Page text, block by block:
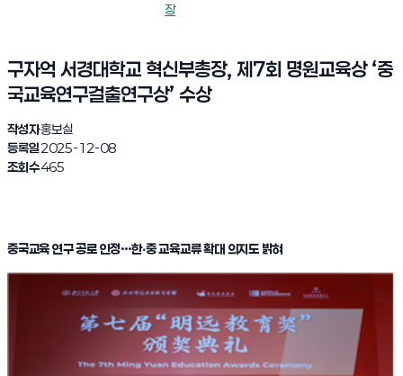
장
구자억 서경대학교 혁신부총장, 제7회 명원교육상 ‘중
국교육연구걸출연구상’ 수상
작성자홍보실
등록일2025-12-08
조회수465
중국교육 연구 공로 인정…한‧중 교육교류 확대 의지도 밝혀